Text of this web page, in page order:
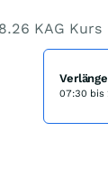
KAG Kurs
07:30 bis